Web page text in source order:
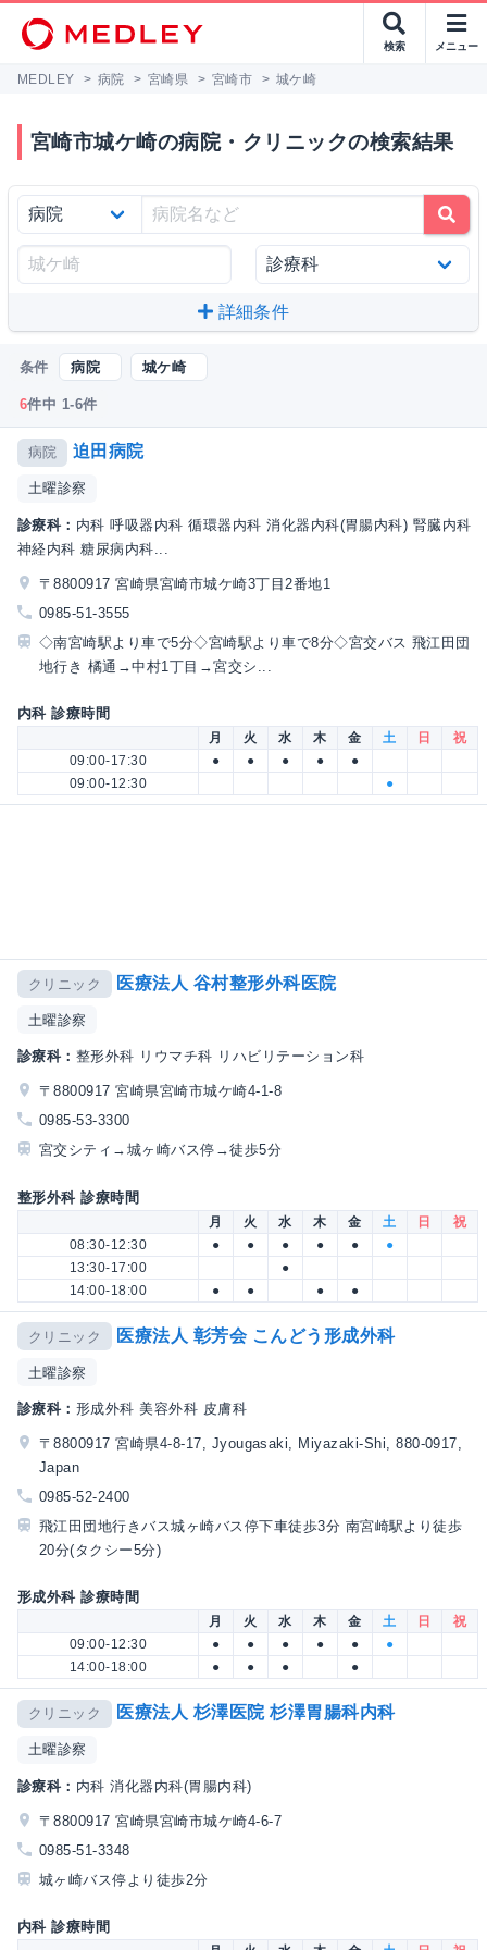
検索 メニュー
MEDLEY > 病院 > 宮崎県 > 宮崎市 > 城ケ崎
宮崎市城ケ崎の病院・クリニックの検索結果
詳細条件
条件 病院 城ケ崎
6件中 1-6件
病院 迫田病院
土曜診察
診療科： 内科 呼吸器内科 循環器内科 消化器内科(胃腸内科) 腎臓内科
神経内科 糖尿病内科...
〒8800917 宮崎県宮崎市城ケ崎3丁目2番地1
0985-51-3555
◇南宮崎駅より車で5分◇宮崎駅より車で8分◇宮交バス 飛江田団
地行き 橘通→中村1丁目→宮交シ...
内科 診療時間
月 火 水 木 金 土 日
祝
09:00-17:30
● ● ● ●
●
09:00-12:30
●
クリニック 医療法人 谷村整形外科医院
土曜診察
診療科： 整形外科 リウマチ科 リハビリテーション科
〒8800917 宮崎県宮崎市城ケ崎4-1-8
0985-53-3300
宮交シティ→城ヶ崎バス停→徒歩5分
整形外科 診療時間
月 火 水 木 金 土 日
祝
08:30-12:30
● ● ● ● ●
●
13:30-17:00
●
14:00-18:00
● ● ● ●
クリニック 医療法人 彰芳会 こんどう形成外科
土曜診察
診療科： 形成外科 美容外科 皮膚科
〒8800917 宮崎県4-8-17, Jyougasaki, Miyazaki-Shi, 880-0917,
Japan
0985-52-2400
飛江田団地行きバス城ヶ崎バス停下車徒歩3分 南宮崎駅より徒歩
20分(タクシー5分)
形成外科 診療時間
月 火 水 木 金 土 日
祝
09:00-12:30
● ● ● ● ●
●
14:00-18:00
● ● ● ●
クリニック 医療法人 杉澤医院 杉澤胃腸科内科
土曜診察
診療科： 内科 消化器内科(胃腸内科)
〒8800917 宮崎県宮崎市城ケ崎4-6-7
0985-51-3348
城ヶ崎バス停より徒歩2分
内科 診療時間